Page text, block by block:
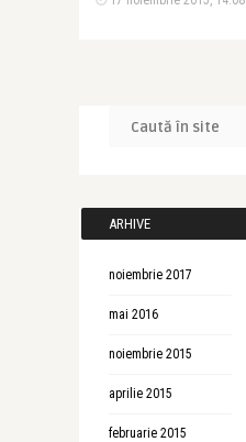
ARHIVE
noiembrie 2017
mai 2016
noiembrie 2015
aprilie 2015
februarie 2015